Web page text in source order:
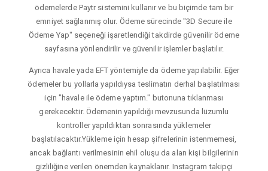
ödemelerde Paytr sistemini kullanır ve bu biçimde tam bir
emniyet sağlanmış olur. Ödeme sürecinde "3D Secure ile
Ödeme Yap" seçeneği işaretlendiği takdirde güvenilir ödeme
sayfasına yönlendirilir ve güvenilir işlemler başlatılır.
Ayrıca havale yada EFT yöntemiyle da ödeme yapılabilir. Eğer
ödemeler bu yollarla yapıldıysa teslimatın derhal başlatılması
için "havale ile ödeme yaptım." butonuna tıklanması
gerekecektir. Ödemenin yapıldığı mevzusunda lüzumlu
kontroller yapıldıktan sonrasında yüklemeler
başlatılacaktır.Yükleme için hesap şifrelerinin istenmemesi,
ancak bağlantı verilmesinin ehil oluşu da alan kişi bilgilerinin
gizliliğine verilen önemden kaynaklanır. Instagram takipçi